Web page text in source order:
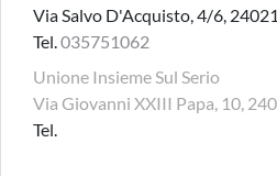
Via Salvo D'Acquisto, 4/6,
Tel.035751062
Unione Insieme Sul Serio
Via Giovanni XXIII Papa, 10,
Tel.